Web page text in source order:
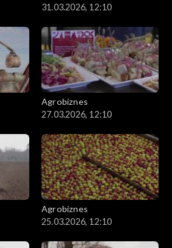
31.03.2026, 12:10
Agrobiznes
27.03.2026, 12:10
Agrobiznes
25.03.2026, 12:10